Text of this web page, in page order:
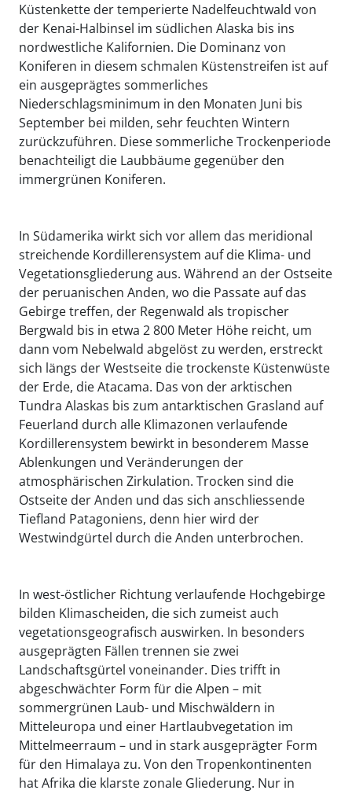
Küstenkette der temperierte Nadelfeuchtwald von
der Kenai-Halbinsel im südlichen Alaska bis ins
nordwestliche Kalifornien. Die Dominanz von
Koniferen in diesem schmalen Küstenstreifen ist auf
ein ausgeprägtes sommerliches
Niederschlagsminimum in den Monaten Juni bis
September bei milden, sehr feuchten Wintern
zurückzuführen. Diese sommerliche Trockenperiode
benachteiligt die Laubbäume gegenüber den
immergrünen Koniferen.
In Südamerika wirkt sich vor allem das meridional
streichende Kordillerensystem auf die Klima- und
Vegetationsgliederung aus. Während an der Ostseite
der peruanischen Anden, wo die Passate auf das
Gebirge treffen, der Regenwald als tropischer
Bergwald bis in etwa 2 800 Meter Höhe reicht, um
dann vom Nebelwald abgelöst zu werden, erstreckt
sich längs der Westseite die trockenste Küstenwüste
der Erde, die Atacama. Das von der arktischen
Tundra Alaskas bis zum antarktischen Grasland auf
Feuerland durch alle Klimazonen verlaufende
Kordillerensystem bewirkt in besonderem Masse
Ablenkungen und Veränderungen der
atmosphärischen Zirkulation. Trocken sind die
Ostseite der Anden und das sich anschliessende
Tiefland Patagoniens, denn hier wird der
Westwindgürtel durch die Anden unterbrochen.
In west-östlicher Richtung verlaufende Hochgebirge
bilden Klimascheiden, die sich zumeist auch
vegetationsgeografisch auswirken. In besonders
ausgeprägten Fällen trennen sie zwei
Landschaftsgürtel voneinander. Dies trifft in
abgeschwächter Form für die Alpen – mit
sommergrünen Laub- und Mischwäldern in
Mitteleuropa und einer Hartlaubvegetation im
Mittelmeerraum – und in stark ausgeprägter Form
für den Himalaya zu. Von den Tropenkontinenten
hat Afrika die klarste zonale Gliederung. Nur in